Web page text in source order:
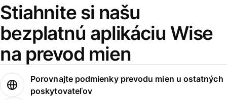
Stiahnite si našu
bezplatnú aplikáciu Wise
na prevod mien
Porovnajte podmienky prevodu mien u ostatných
poskytovateľov